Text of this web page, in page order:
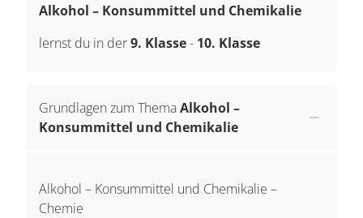
Alkohol – Konsummittel und Chemikalie
lernst du in der9. Klasse- 10. Klasse
Grundlagen zum ThemaAlkohol –
Konsummittel und Chemikalie
Alkohol – Konsummittel und Chemikalie –
Chemie